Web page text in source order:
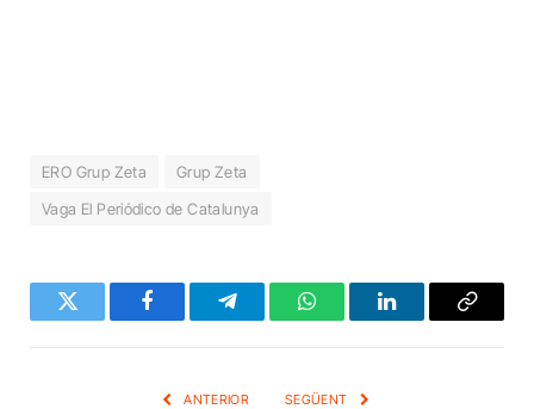
ERO Grup Zeta
Grup Zeta
Vaga El Periódico de Catalunya
Twitter FacebookTelegramWhatsAppLinkedInCopy
ANTERIOR SEGÜENT